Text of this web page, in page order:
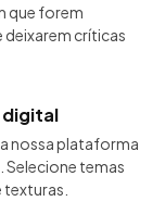
que forem
deixarem críticas
digital
nossa plataforma
Selecione temas